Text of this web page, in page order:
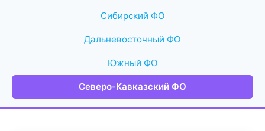
Сибирский ФО
Дальневосточный ФО
Южный ФО
Северо-Кавказский ФО